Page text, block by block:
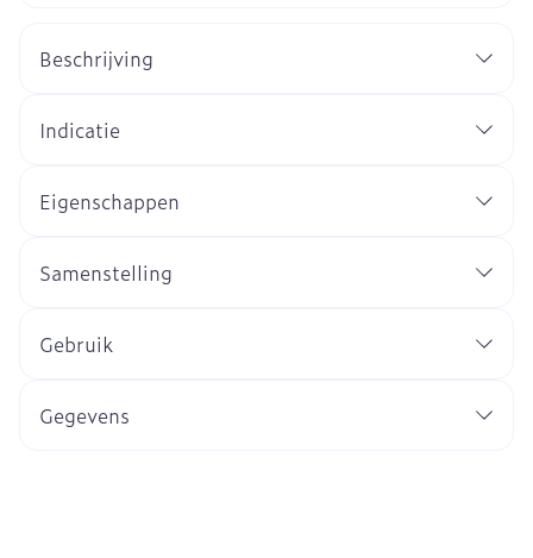
Beschrijving
Indicatie
Eigenschappen
Samenstelling
Gebruik
Gegevens